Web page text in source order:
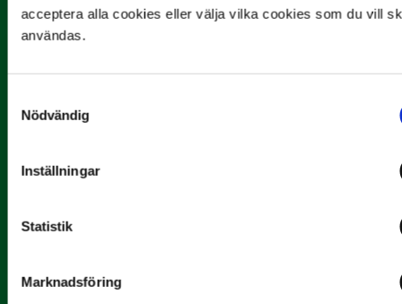
acceptera alla cookies eller välja vilka cookies som du vill
användas.
Nödvändig
Inställningar
Statistik
Marknadsföring